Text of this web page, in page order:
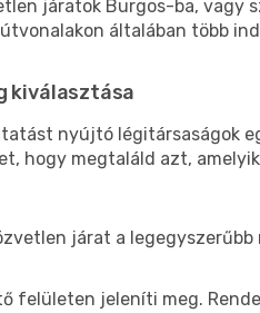
járatok Burgos-ba,
általában több
kiválasztása
nyújtó légitársaságok
hogy megtaláld azt,
járat a
felületen jeleníti meg.